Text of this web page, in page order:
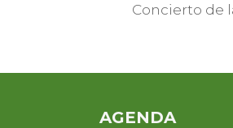
Concierto de
AGENDA